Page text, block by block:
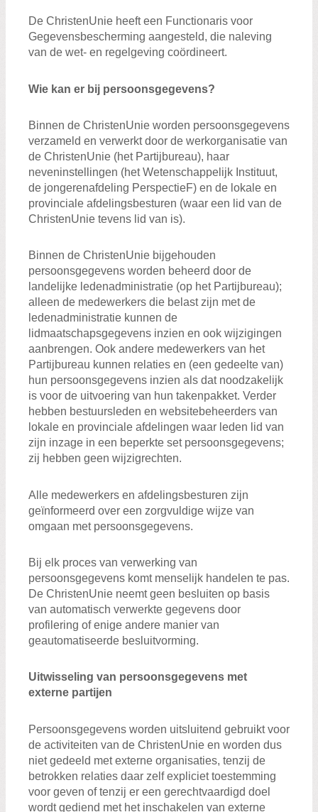
De ChristenUnie heeft een Functionaris voor
Gegevensbescherming aangesteld, die naleving
van de wet- en regelgeving coördineert.
Wie kan er bij persoonsgegevens?
Binnen de ChristenUnie worden persoonsgegevens
verzameld en verwerkt door de werkorganisatie van
de ChristenUnie (het Partijbureau), haar
neveninstellingen (het Wetenschappelijk Instituut,
de jongerenafdeling PerspectieF) en de lokale en
provinciale afdelingsbesturen (waar een lid van de
ChristenUnie tevens lid van is).
Binnen de ChristenUnie bijgehouden
persoonsgegevens worden beheerd door de
landelijke ledenadministratie (op het Partijbureau);
alleen de medewerkers die belast zijn met de
ledenadministratie kunnen de
lidmaatschapsgegevens inzien en ook wijzigingen
aanbrengen. Ook andere medewerkers van het
Partijbureau kunnen relaties en (een gedeelte van)
hun persoonsgegevens inzien als dat noodzakelijk
is voor de uitvoering van hun takenpakket. Verder
hebben bestuursleden en websitebeheerders van
lokale en provinciale afdelingen waar leden lid van
zijn inzage in een beperkte set persoonsgegevens;
zij hebben geen wijzigrechten.
Alle medewerkers en afdelingsbesturen zijn
geïnformeerd over een zorgvuldige wijze van
omgaan met persoonsgegevens.
Bij elk proces van verwerking van
persoonsgegevens komt menselijk handelen te pas.
De ChristenUnie neemt geen besluiten op basis
van automatisch verwerkte gegevens door
profilering of enige andere manier van
geautomatiseerde besluitvorming.
Uitwisseling van persoonsgegevens met
externe partijen
Persoonsgegevens worden uitsluitend gebruikt voor
de activiteiten van de ChristenUnie en worden dus
niet gedeeld met externe organisaties, tenzij de
betrokken relaties daar zelf expliciet toestemming
voor geven of tenzij er een gerechtvaardigd doel
wordt gediend met het inschakelen van externe